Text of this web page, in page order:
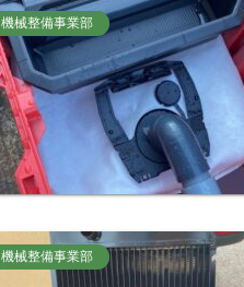
機械整備事業部
機械整備事業部